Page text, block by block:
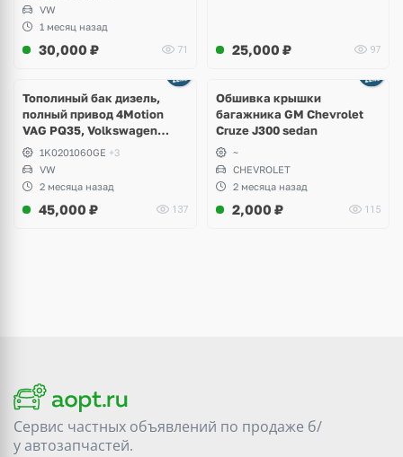
VW
1 месяц назад
30,000 ₽ 71 25,000 ₽ 97
Тополиный бак дизель,
полный привод 4Motion
VAG PQ35, Volkswagen
Scirocco, Golf V, VI, Skoda
Yeti, Octavia A5, Superb,
Audi A3, Seat Altea
1K0201060GE +3
VW
2 месяца назад
45,000 ₽ 137
Обшивка крышки
багажника GM Chevrolet
Cruze J300 sedan
~
CHEVROLET
2 месяца назад
2,000 ₽ 115
Сервис частных объявлений по продаже б/
уавтозапчастей.